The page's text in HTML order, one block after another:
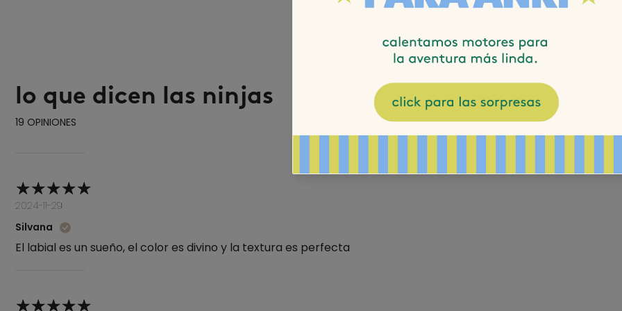
lo que dicen las ninjas
19 OPINIONES
2024-11-29
Silvana
El labial es un sueño, el color es divino y la textura es perfecta